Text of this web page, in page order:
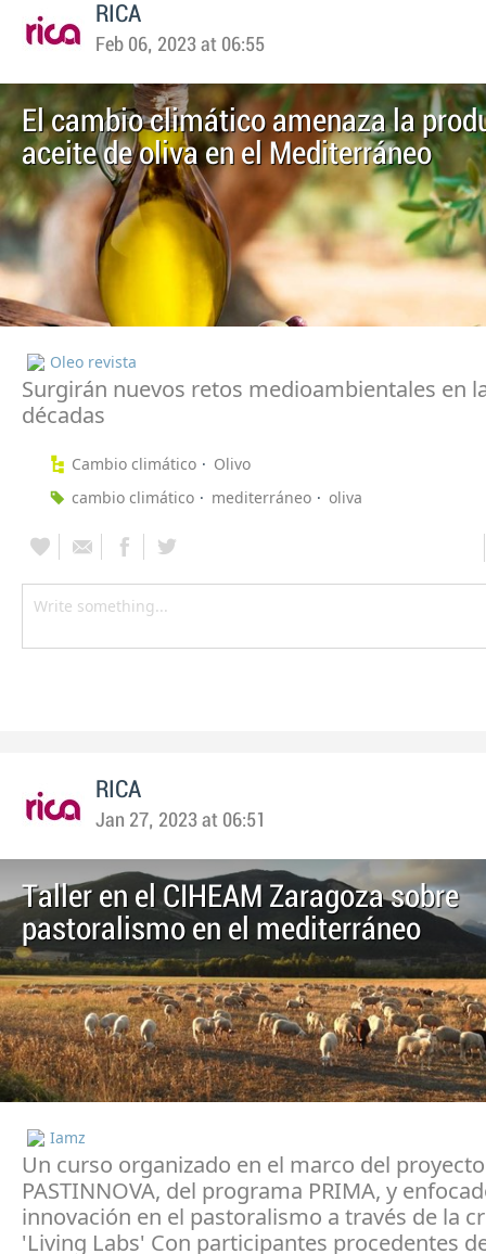
RICA
Feb 06, 2023 at 06:55
El cambio climático amenaza la
aceite de oliva en el Mediterráneo
Oleo revista
Surgirán nuevos retos medioambientales en
décadas
Cambio climático
Olivo
cambio climático
mediterráneo oliva
RICA
Jan 27, 2023 at 06:51
Taller en el CIHEAM Zaragoza sobre
pastoralismo en el mediterráneo
Iamz
Un curso organizado en el marco del proyecto
PASTINNOVA, del programa PRIMA, y
innovación en el pastoralismo a través de la
'Living Labs' Con participantes procedentes